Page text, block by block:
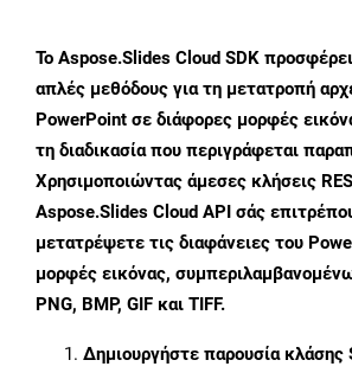
Το Aspose.Slides Cloud SDK
απλές μεθόδους για τη μετατροπή
PowerPoint σε διάφορες μορφές
τη διαδικασία που περιγράφεται
Χρησιμοποιώντας άμεσες κλήσεις
Aspose.Slides Cloud API σάς
μετατρέψετε τις διαφάνειες του
μορφές εικόνας,
PNG, BMP, GIF και TIFF.
Δημιουργήστε παρουσία κλάσης